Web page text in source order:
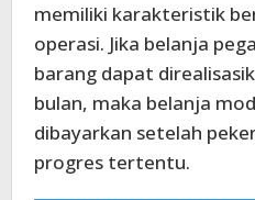
memiliki karakteristik
operasi. Jika belanja
barang dapat
bulan, maka belanja
dibayarkan setelah
progres tertentu.